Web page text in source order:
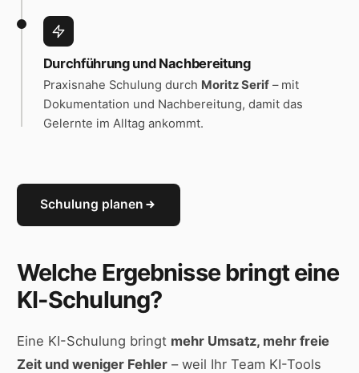
Durchführung und Nachbereitung
Praxisnahe Schulung durch Moritz Serif– mit
Dokumentation und Nachbereitung, damit das
Gelernte im Alltag ankommt.
Schulung planen
Welche Ergebnisse bringt eine
KI-Schulung?
Eine KI-Schulung bringt mehr Umsatz, mehr freie
Zeit und weniger Fehler– weil Ihr Team KI-Tools